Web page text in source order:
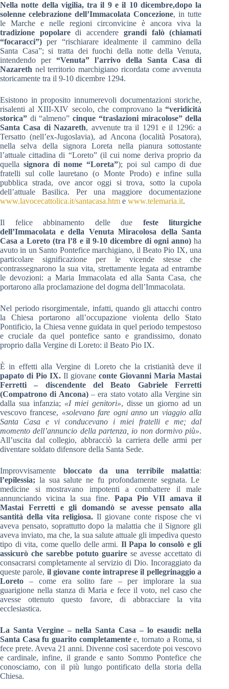
Nella notte della vigilia, tra il 9 e il 10 dicembre,dopo la
solenne celebrazione dell’Immacolata Concezione, in tutte
le Marche e nelle regioni circonvicine è ancora viva la
tradizione popolaredi accendere grandi falò (chiamati
“focaracci”) per “rischiarare idealmente il cammino della
Santa Casa”; si tratta dei fuochi della notte della Venuta,
intendendo per“Venuta” l’arrivo della Santa Casa di
Nazareth nel territorio marchigiano ricordata come avvenuta
storicamente tra il 9-10 dicembre 1294.
Esistono in proposito innumerevoli documentazioni storiche,
risalenti al XIII-XIV secolo, che comprovano la“veridicità
storica” di “almeno”cinque “traslazioni miracolose” della
Santa Casa di Nazareth, avvenute tra il 1291 e il 1296: a
Tersatto (nell’ex-Jugoslavia), ad Ancona (località Posatora),
nella selva della signora Loreta nella pianura sottostante
l’attuale cittadina di “Loreto” (il cui nome deriva proprio da
quella signora di nome “Loreta”); poi sul campo di due
fratelli sul colle lauretano (o Monte Prodo) e infine sulla
pubblica strada, ove ancor oggi si trova, sotto la cupola
dell’attuale Basilica. Per una maggiore documentazione
www.lavocecattolica.it/santacasa.htm e www.telemaria.it.
Il felice abbinamento delle due feste liturgiche
dell’Immacolata e della Venuta Miracolosa della Santa
Casa a Loreto (tra l’8 e il 9-10 dicembre di ogni anno) ha
avuto in un Santo Pontefice marchigiano, il Beato Pio IX, una
particolare significazione per le vicende stesse che
contrassegnarono la sua vita, strettamente legata ad entrambe
le devozioni: a Maria Immacolata ed alla Santa Casa, che
portarono alla proclamazione del dogma dell’Immacolata.
Nel periodo risorgimentale, infatti, quando gli attacchi contro
la Chiesa portarono all’occupazione violenta dello Stato
Pontificio, la Chiesa venne guidata in quel periodo tempestoso
e cruciale da quel pontefice santo e grandissimo, donato
proprio dalla Vergine di Loreto: il Beato Pio IX.
È in effetti alla Vergine di Loreto che la cristianità deve il
papato di Pio IX. Il giovaneconte Giovanni Maria Mastai
Ferretti – discendente del Beato Gabriele Ferretti
(Compatrono di Ancona)– era stato votato alla Vergine sin
dalla sua infanzia; «I miei genitori», disse un giorno ad un
vescovo francese, «solevano fare ogni anno un viaggio alla
Santa Casa e vi conducevano i miei fratelli e me; dal
momento dell’annuncio della partenza, io non dormivo più».
All’uscita dal collegio, abbracciò la carriera delle armi per
diventare soldato difensore della Santa Sede.
Improvvisamente bloccato da una terribile malattia:
l’epilessia; la sua salute ne fu profondamente segnata. Le
medicine si mostravano impotenti a combattere il male
annunciando vicina la sua fine.Papa Pio VII amava il
Mastai Ferretti e gli domandò se avesse pensato alla
santità della vita religiosa. Il giovane conte rispose che vi
aveva pensato, soprattutto dopo la malattia che il Signore gli
aveva inviato, ma che, la sua salute attuale gli impediva questo
tipo di vita, come quello delle armi. Il Papa lo consolò e gli
assicurò che sarebbe potuto guarire se avesse accettato di
consacrarsi completamente al servizio di Dio. Incoraggiato da
queste parole, il giovane conte intraprese il pellegrinaggio a
Loreto – come era solito fare – per implorare la sua
guarigione nella stanza di Maria e fece il voto, nel caso che
avesse ottenuto questo favore, di abbracciare la vita
ecclesiastica.
La Santa Vergine – nella Santa Casa – lo esaudì: nella
Santa Casa fu guarito completamentee, tornato a Roma, si
fece prete. Aveva 21 anni. Divenne così sacerdote poi vescovo
e cardinale, infine, il grande e santo Sommo Pontefice che
conosciamo, con il più lungo pontificato della storia della
Chiesa.